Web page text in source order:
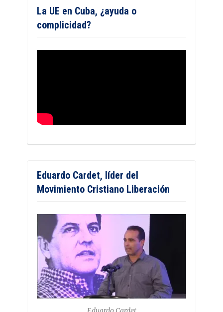
La UE en Cuba, ¿ayuda o
complicidad?
Eduardo Cardet, líder del
Movimiento Cristiano Liberación